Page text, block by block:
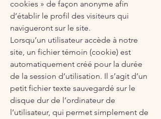
cookies » de façon anonyme afin
d’établir le profil des visiteurs qui
navigueront sur le site.
Lorsqu’un utilisateur accède à notre
site, un fichier témoin (cookie) est
automatiquement créé pour la durée
de la session d’utilisation. Il s’agit d’un
petit fichier texte sauvegardé sur le
disque dur de l’ordinateur de
l’utilisateur, qui permet simplement de